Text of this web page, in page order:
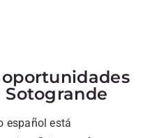
oportunidades
Sotogrande
españolestá